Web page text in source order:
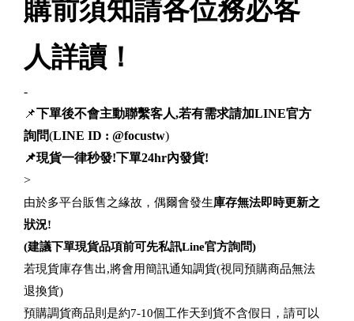
購前須知請各位務必客
人詳讀！
-
📌下單後不會主動聯繫客人,若有需求請加LINE官方
詢問(LINE ID : @focustw)
📌現貨一律秒發!下單24hr內發貨!
>
由於多平台販售之緣故，偶爾會發生庫存無法即時更新之
狀況!
(建議下單現貨品項前可先私訊Line官方詢問)
若現貨庫存售出,將會用簡訊通知調貨(視同預購商品無法
退換貨)
預購調貨商品則是約7-10個工作天到貨不含假日，請可以